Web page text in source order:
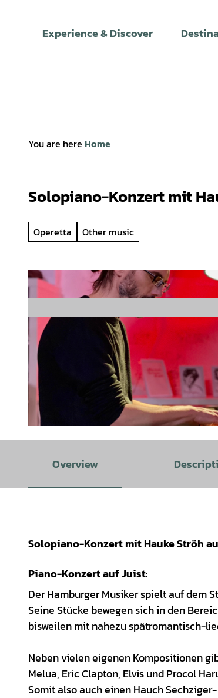
Experience & Discover
You are here Home
Solopiano-Konzert mit
Operetta Other music
Overview
Solopiano-Konzert mit Hauke Ströh
Piano-Konzert auf Juist:
Der Hamburger Musiker spielt auf dem
Seine Stücke bewegen sich in den
bisweilen mit nahezu spätromantisch-
Neben vielen eigenen Kompositionen
Melua, Eric Clapton, Elvis und Procol
Somit also auch einen Hauch